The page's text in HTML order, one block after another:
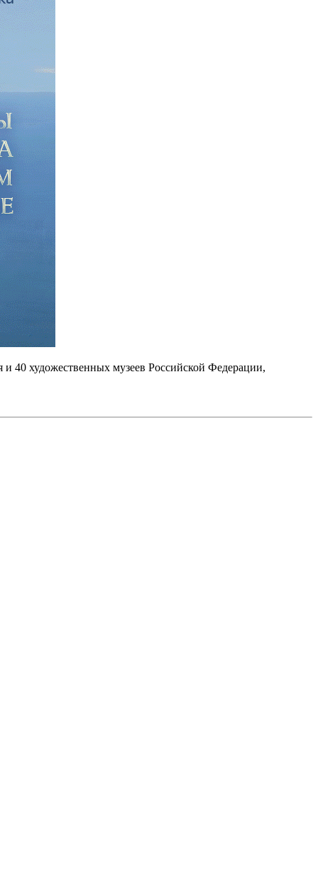
и 40 художественных музеев Российской Федерации,